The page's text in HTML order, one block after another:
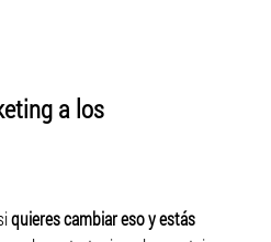
a los
quieres cambiar eso y estás